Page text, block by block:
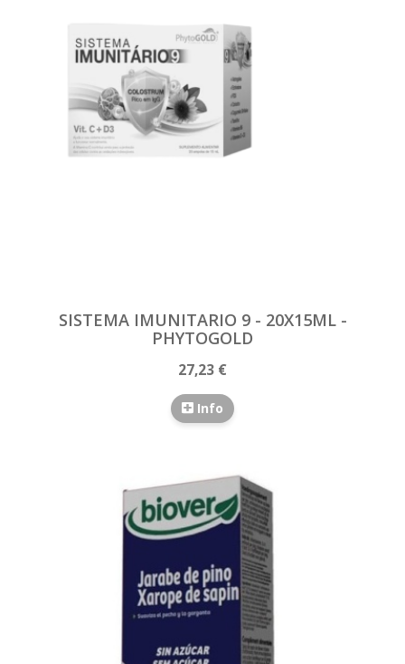
SISTEMA IMUNITARIO 9 - 20X15ML -
PHYTOGOLD
27,23 €
Info